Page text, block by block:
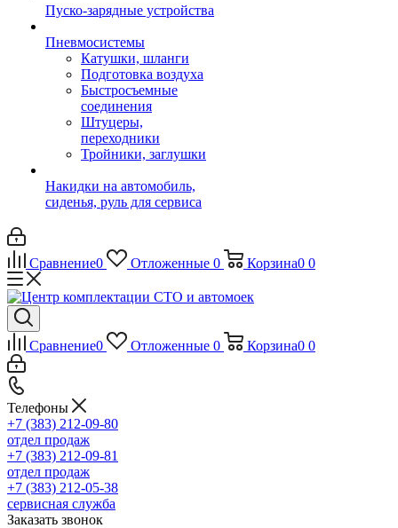
Пуско-зарядные устройства
Пневмосистемы
Катушки, шланги
Подготовка воздуха
Быстросъемные
соединения
Штуцеры,
переходники
Тройники, заглушки
Накидки на автомобиль,
сиденья, руль для сервиса
Сравнение0 Отложенные 0 Корзина0 0
Сравнение0 Отложенные 0 Корзина0 0
Телефоны
+7 (383) 212-09-80
отдел продаж
+7 (383) 212-09-81
отдел продаж
+7 (383) 212-05-38
сервисная служба
Заказать звонок